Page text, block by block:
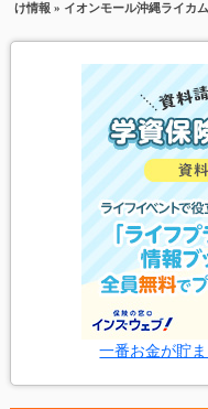
け情報 » イオンモール沖縄ライカ
一番お金が貯